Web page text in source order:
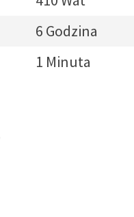
6 Godzina
1 Minuta